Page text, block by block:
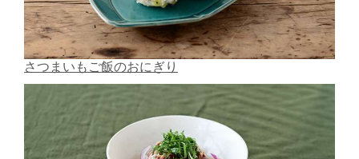
さつまいもご飯のおにぎり